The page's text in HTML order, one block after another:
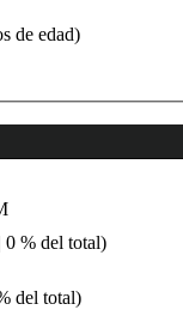
de edad)
0 % del total)
del total)